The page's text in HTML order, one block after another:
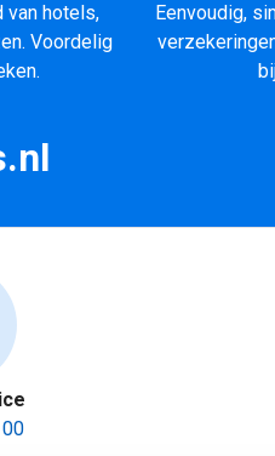
van hotels,
Voordelig
Eenvoudig,